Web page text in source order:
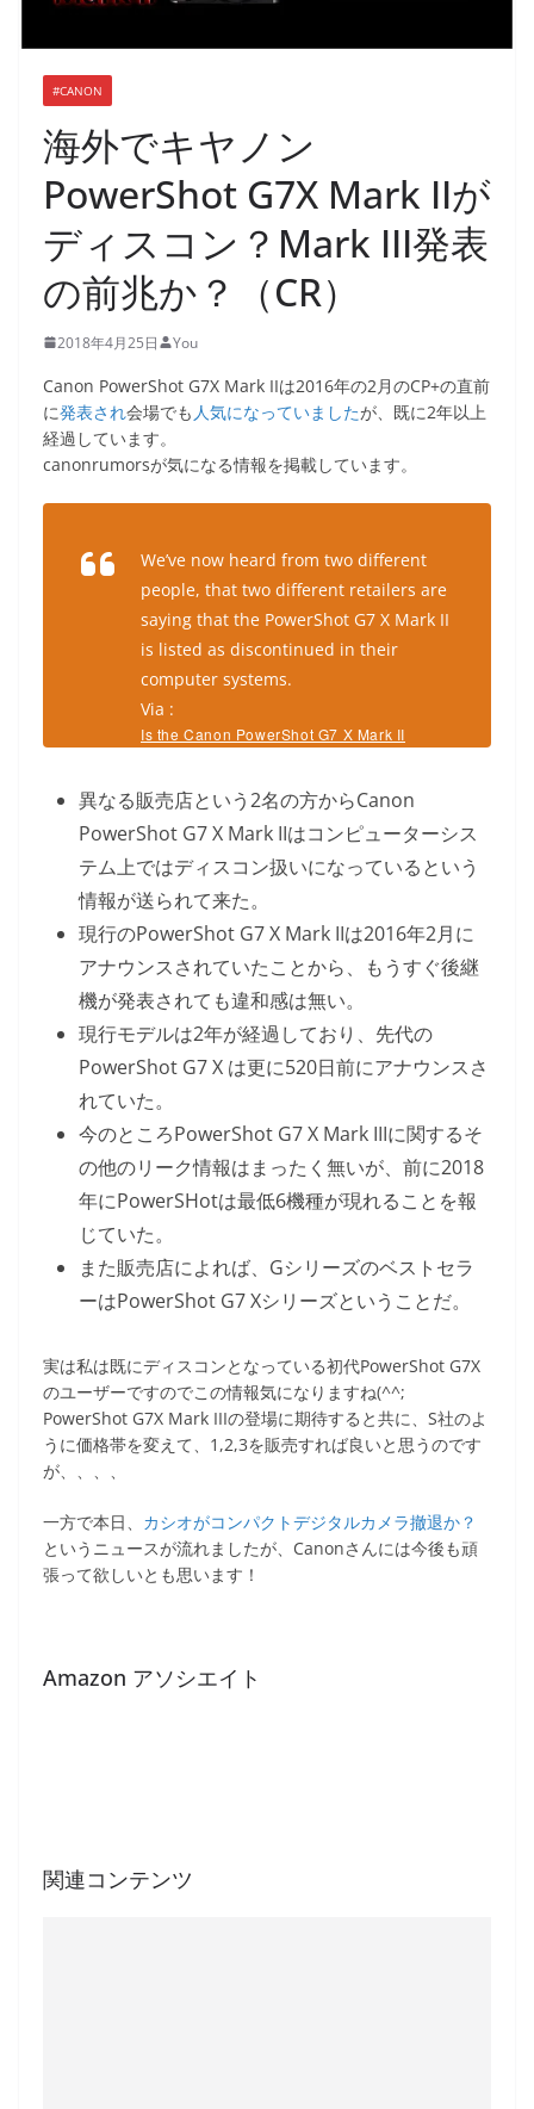
#CANON
海外でキヤノン
PowerShot G7X Mark IIが
ディスコン？Mark III発表
の前兆か？（CR）
2018年4月25日 You
Canon PowerShot G7X Mark IIは2016年の2月のCP+の直前
に発表され会場でも 人気になっていましたが、既に2年以上
経過しています。
canonrumorsが気になる情報を掲載しています。
We’ve now heard from two different
people, that two different retailers are
saying that the PowerShot G7 X Mark II
is listed as discontinued in their
computer systems.
Via :
Is the Canon PowerShot G7 X Mark II
Discontinued?
異なる販売店という2名の方からCanon
PowerShot G7 X Mark IIはコンピューターシス
テム上ではディスコン扱いになっているという
情報が送られて来た。
現行のPowerShot G7 X Mark IIは2016年2月に
アナウンスされていたことから、もうすぐ後継
機が発表されても違和感は無い。
現行モデルは2年が経過しており、先代の
PowerShot G7 X は更に520日前にアナウンスさ
れていた。
今のところPowerShot G7 X Mark IIIに関するそ
の他のリーク情報はまったく無いが、前に2018
年にPowerSHotは最低6機種が現れることを報
じていた。
また販売店によれば、Gシリーズのベストセラ
ーはPowerShot G7 Xシリーズということだ。
実は私は既にディスコンとなっている初代PowerShot G7X
のユーザーですのでこの情報気になりますね(^^;
PowerShot G7X Mark IIIの登場に期待すると共に、S社のよ
うに価格帯を変えて、1,2,3を販売すれば良いと思うのです
が、、、、
一方で本日、 カシオがコンパクトデジタルカメラ撤退か？
というニュースが流れましたが、Canonさんには今後も頑
張って欲しいとも思います！
Amazon アソシエイト
関連コンテンツ